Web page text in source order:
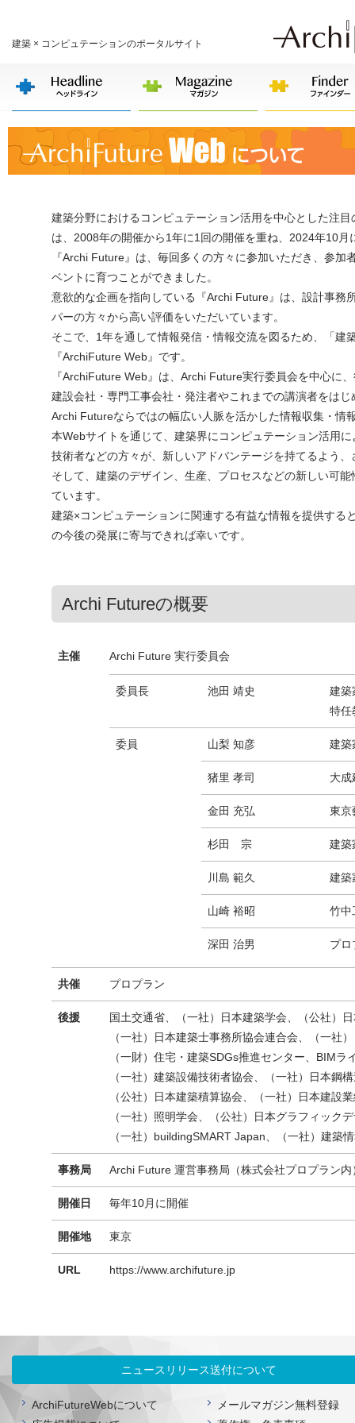
建築 × コンピュテーションのポータルサイト
建築分野におけるコンピュテーション活用を中心とした注
は、2008年の開催から1年に1回の開催を重ね、2024年10
『Archi Future』は、毎回多くの方々に参加いただき、参
ベントに育つことができました。
意欲的な企画を指向している『Archi Future』は、設計事務
パーの方々から高い評価をいただいています。
そこで、1年を通して情報発信・情報交流を図るため、「
『ArchiFuture Web』です。
『ArchiFuture Web』は、Archi Future実行委員会を中心に
建設会社・専門工事会社・発注者やこれまでの講演者をは
Archi Futureならではの幅広い人脈を活かした情報収集・情
本Webサイトを通じて、建築界にコンピュテーション活用
技術者などの方々が、新しいアドバンテージを持てるよう
そして、建築のデザイン、生産、プロセスなどの新しい可
ています。
建築×コンピュテーションに関連する有益な情報を提供す
の今後の発展に寄与できれば幸いです。
Archi Futureの概要
主催 Archi Future 実行委員会
委員長 池田 靖史
建築
特任
委員 山梨 知彦 建築
猪里 孝司 大成
金田 充弘 東京
杉田 宗 建築
川島 範久 建築
山崎 裕昭 竹中
深田 治男 プロ
共催 プロプラン
後援
国土交通省、（一社）日本建築学会、（公社）
（一社）日本建築士事務所協会連合会、（一社
（一財）住宅・建築SDGs推進センター、BIM
（一社）建築設備技術者協会、（一社）日本鋼
（公社）日本建築積算協会、（一社）日本建設
（一社）照明学会、（公社）日本グラフィック
（一社）buildingSMART Japan、（一社）建
事務局 Archi Future 運営事務局（株式会社プロプラン内
開催日 毎年10月に開催
開催地 東京
URL https://www.archifuture.jp
ニュースリリース送付について
ArchiFutureWebについて
メールマガジン無料登録